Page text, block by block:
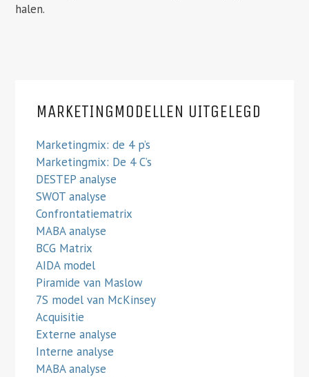
halen.
MARKETINGMODELLEN UITGELEGD
Marketingmix: de 4 p’s
Marketingmix: De 4 C’s
DESTEP analyse
SWOT analyse
Confrontatiematrix
MABA analyse
BCG Matrix
AIDA model
Piramide van Maslow
7S model van McKinsey
Acquisitie
Externe analyse
Interne analyse
MABA analyse